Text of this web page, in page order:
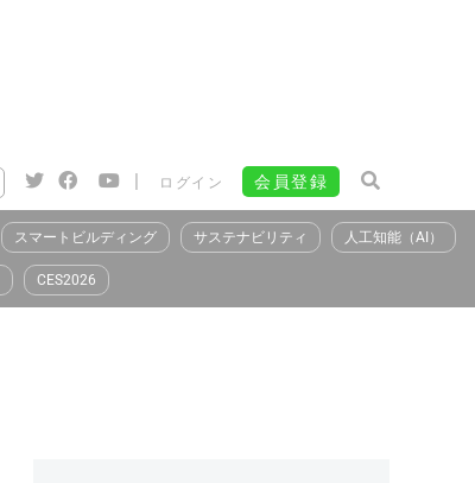
| ログイン 会員登録
スマートビルディング サステナビリティ 人工知能（AI）
CES2026